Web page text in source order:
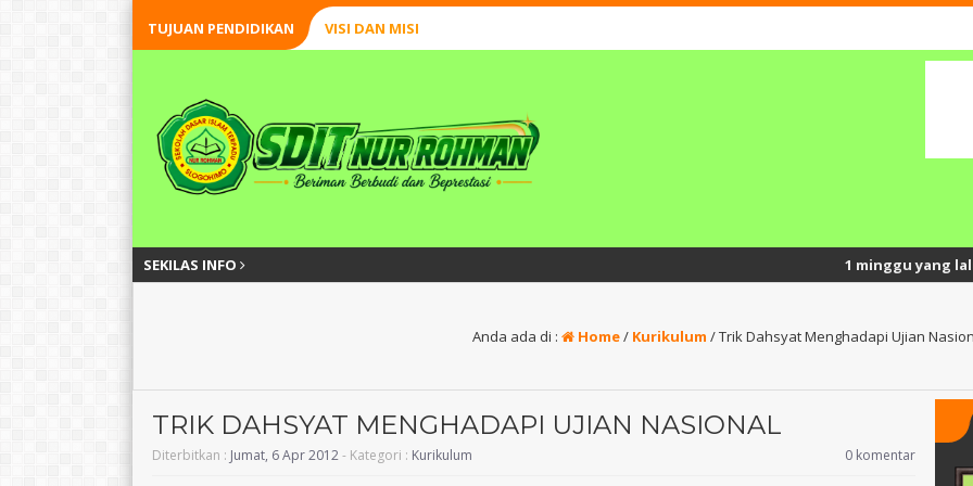
TUJUAN PENDIDIKAN VISI DAN MISI
SEKILAS INFO 1 minggu yang lalu/
Anda ada di : Home/ Kurikulum /Trik Dahsyat Menghadapi Ujian
TRIK DAHSYAT MENGHADAPI UJIAN NASIONAL
Diterbitkan : Jumat, 6 Apr 2012- Kategori : Kurikulum 0 komentar
Anjar Ruswardani, S.Pd.I